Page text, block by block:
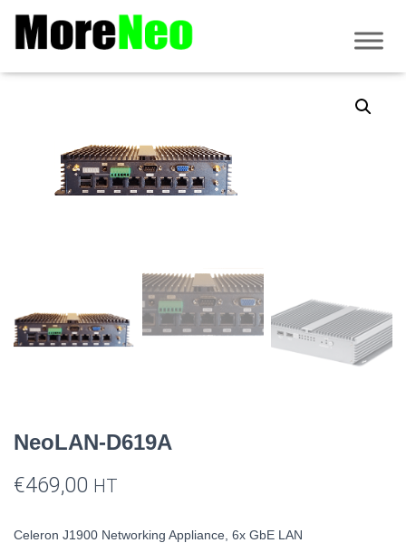
Accueil / PC Fanless/ Mini PC/ NeoLAN-D619A
NeoLAN-D619A
€469,00 HT
Celeron J1900 Networking Appliance, 6x GbE LAN